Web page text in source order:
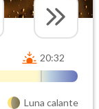
20:32
Luna calante